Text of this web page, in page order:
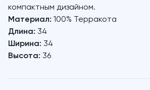
компактным дизайном.
Материал: 100% Терракота
Длина: 34
Ширина: 34
Высота: 36